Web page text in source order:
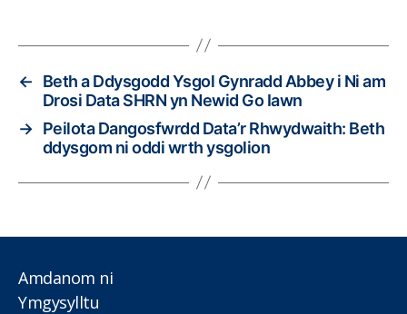
←
Beth a Ddysgodd Ysgol Gynradd Abbey i Ni am
Drosi Data SHRN yn Newid Go Iawn
→ Peilota Dangosfwrdd Data’r Rhwydwaith: Beth
ddysgom ni oddi wrth ysgolion
Amdanom ni
Ymgysylltu